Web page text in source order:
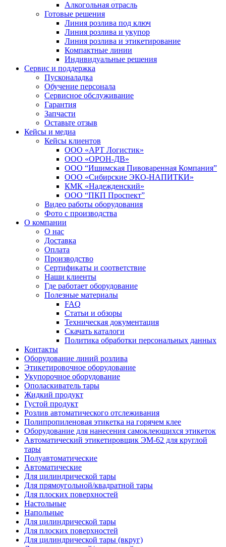
Алкогольная отрасль
Готовые решения
Линия розлива под ключ
Линия розлива и укупор
Линия розлива и этикетирование
Компактные линии
Индивидуальные решения
Сервис и поддержка
Пусконаладка
Обучение персонала
Сервисное обслуживание
Гарантия
Запчасти
Оставьте отзыв
Кейсы и медиа
Кейсы клиентов
ООО «АРТ Логистик»
ООО «ОРОН-ДВ»
ООО “Ишимская Пивоваренная Компания”
ООО «Сибирские ЭКО-НАПИТКИ»
КМК «Надежденский»
ООО “ПКП Проспект”
Видео работы оборудования
Фото с производства
О компании
О нас
Доставка
Оплата
Производство
Сертификаты и соответствие
Наши клиенты
Где работает оборудование
Полезные материалы
FAQ
Статьи и обзоры
Техническая документация
Скачать каталоги
Политика обработки персональных данных
Контакты
Оборудование линий розлива
Этикетировочное оборудование
Укупорочное оборудование
Ополаскиватель тары
Жидкий продукт
Густой продукт
Розлив автоматического отслеживания
Полипропиленовая этикетка на горячем клее
Оборудование для нанесения самоклеющихся этикеток
Автоматический этикетировщик ЭМ-62 для круглой
тары
Полуавтоматические
Автоматические
Для цилиндрической тaры
Для прямоугoльной/квадратной тары
Для плoских поверхностей
Настольные
Напольные
Для цилиндрической тары
Для плоских поверхностей
Для цилиндрической тары (вкруг)